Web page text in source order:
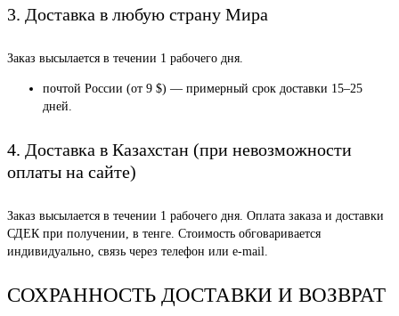
3. Доставка в любую страну Мира
Заказ высылается в течении 1 рабочего дня.
почтой России (от 9 $) — примерный срок доставки 15–25
дней.
4. Доставка в Казахстан (при невозможности
оплаты на сайте)
Заказ высылается в течении 1 рабочего дня. Оплата заказа и доставки
СДЕК при получении, в тенге. Стоимость обговаривается
индивидуально, связь через телефон или e-mail.
СОХРАННОСТЬ ДОСТАВКИ И ВОЗВРАТ